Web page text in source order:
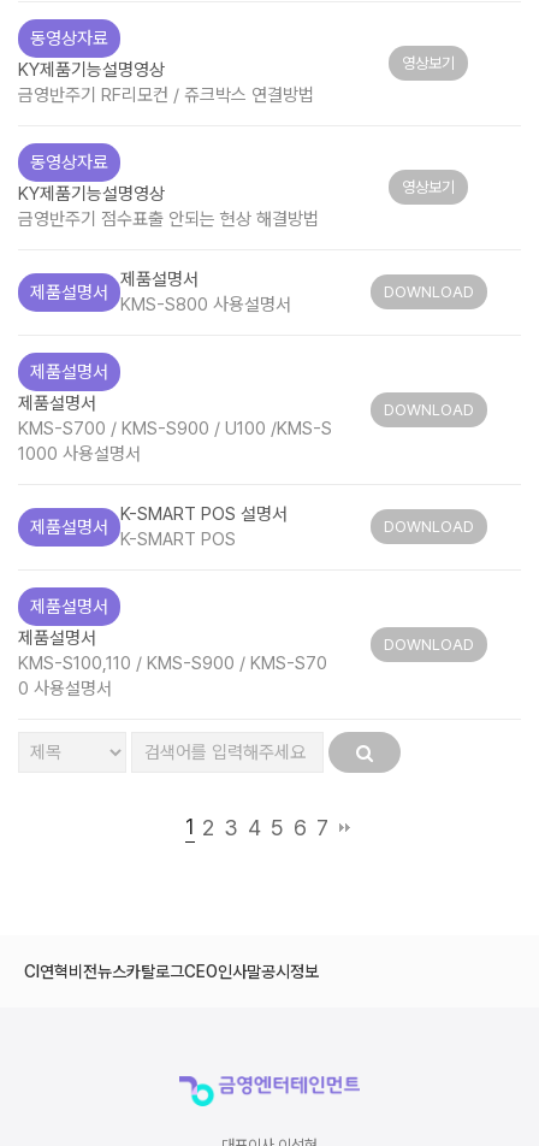
동영상자료
KY제품기능설명영상
금영반주기 RF리모컨 / 쥬크박스 연결방법
영상보기
동영상자료
KY제품기능설명영상
금영반주기 점수표출 안되는 현상 해결방법
영상보기
제품설명서
제품설명서
KMS-S800 사용설명서
DOWNLOAD
제품설명서
제품설명서
KMS-S700 / KMS-S900 / U100 /KMS-S
1000 사용설명서
DOWNLOAD
제품설명서
K-SMART POS 설명서
K-SMART POS
DOWNLOAD
제품설명서
제품설명서
KMS-S100,110 / KMS-S900 / KMS-S70
0 사용설명서
DOWNLOAD
1 2 3 4 5 6 7
CI 연혁비전뉴스카탈로그CEO인사말공시정보